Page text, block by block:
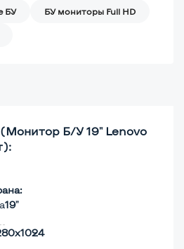
БУ БУ мониторы Full HD
Б/У 19" Lenovo
19"